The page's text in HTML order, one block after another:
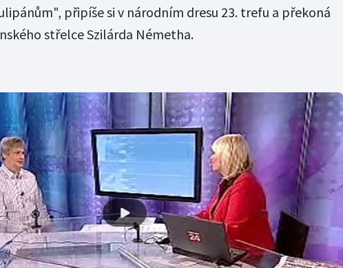
připíše si v národním dresu 23. trefu a překoná
střelce Szilárda Németha.